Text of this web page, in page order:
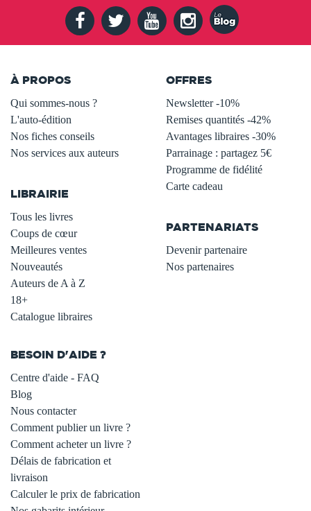
À PROPOS
Qui sommes-nous ?
L'auto-édition
Nos fiches conseils
Nos services aux auteurs
LIBRAIRIE
Tous les livres
Coups de cœur
Meilleures ventes
Nouveautés
Auteurs de A à Z
18+
Catalogue libraires
OFFRES
Newsletter -10%
Remises quantités -42%
Avantages libraires -30%
Parrainage : partagez 5€
Programme de fidélité
Carte cadeau
PARTENARIATS
Devenir partenaire
Nos partenaires
BESOIN D'AIDE ?
Centre d'aide - FAQ
Blog
Nous contacter
Comment publier un livre ?
Comment acheter un livre ?
Délais de fabrication et
livraison
Calculer le prix de fabrication